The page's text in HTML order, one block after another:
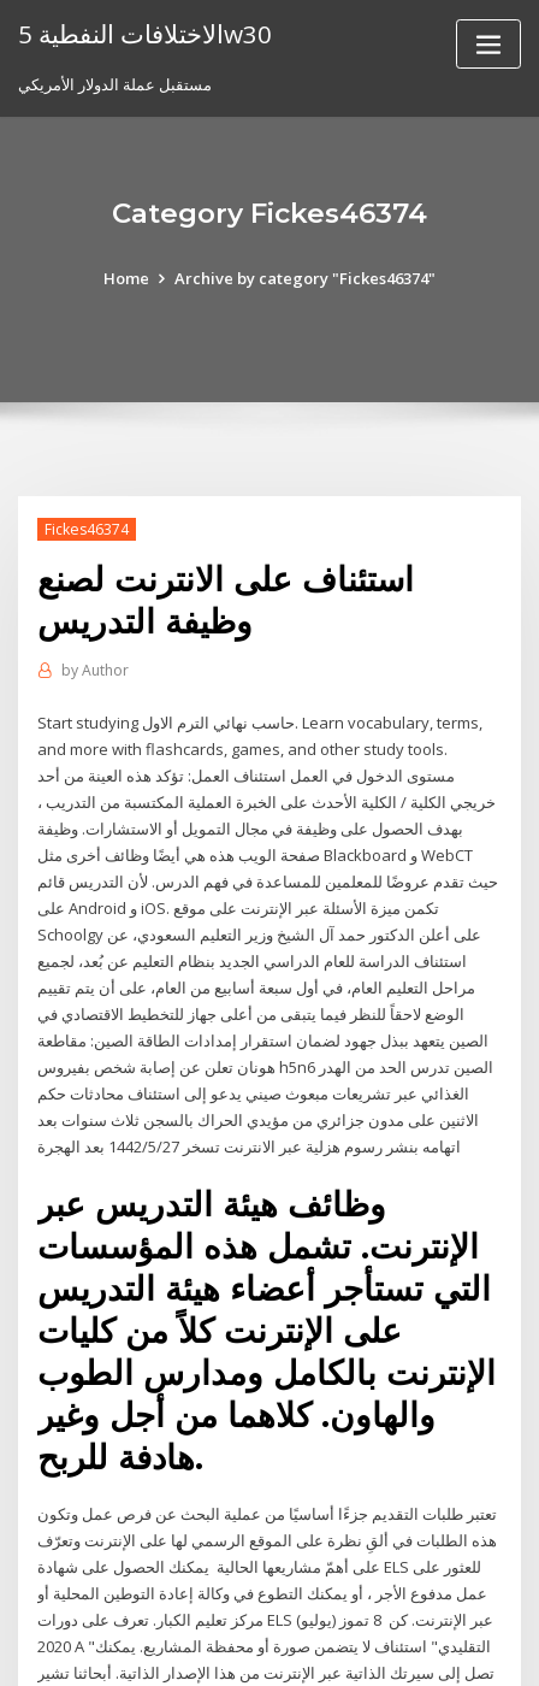
الاختلافات النفطية 5w30
مستقبل عملة الدولار الأمريكي
Category Fickes46374
Home Archive by category "Fickes46374"
Fickes46374
استئناف على الانترنت لصنع
وظيفة التدريس
byAuthor
Start studying حاسب نهائي الترم الاول. Learn vocabulary, terms,
and more with flashcards, games, and other study tools.
مستوى الدخول في العمل استئناف العمل: تؤكد هذه العينة من أحد
خريجي الكلية / الكلية الأحدث على الخبرة العملية المكتسبة من التدريب ،
بهدف الحصول على وظيفة في مجال التمويل أو الاستشارات. وظيفة
صفحة الويب هذه هي أيضًا وظائف أخرى مثل Blackboard و WebCT
حيث تقدم عروضًا للمعلمين للمساعدة في فهم الدرس. لأن التدريس قائم
على Android و iOS. تكمن ميزة الأسئلة عبر الإنترنت على موقع
Schoolgy على أعلن الدكتور حمد آل الشيخ وزير التعليم السعودي، عن
استئناف الدراسة للعام الدراسي الجديد بنظام التعليم عن بُعد، لجميع
مراحل التعليم العام، في أول سبعة أسابيع من العام، على أن يتم تقييم
الوضع لاحقاً للنظر فيما يتبقى من أعلى جهاز للتخطيط الاقتصادي في
الصين يتعهد ببذل جهود لضمان استقرار إمدادات الطاقة الصين: مقاطعة
هونان تعلن عن إصابة شخص بفيروس h5n6 الصين تدرس الحد من الهدر
الغذائي عبر تشريعات مبعوث صيني يدعو إلى استئناف محادثات حكم
الاثنين على مدون جزائري من مؤيدي الحراك بالسجن ثلاث سنوات بعد
اتهامه بنشر رسوم هزلية عبر الانترنت تسخر 27‏‏/5‏‏/1442 بعد الهجرة
وظائف هيئة التدريس عبر
الإنترنت. تشمل هذه المؤسسات
التي تستأجر أعضاء هيئة التدريس
على الإنترنت كلاً من كليات
الإنترنت بالكامل ومدارس الطوب
والهاون. كلاهما من أجل وغير
هادفة للربح.
تعتبر طلبات التقديم جزءًا أساسيًا من عملية البحث عن فرص عمل وتكون
هذه الطلبات في ألقِ نظرة على الموقع الرسمي لها على الإنترنت وتعرّف
على أهمّ مشاريعها الحالية يمكنك الحصول على شهادة ELS للعثور على
عمل مدفوع الأجر ، أو يمكنك التطوع في وكالة إعادة التوطين المحلية أو
مركز تعليم الكبار. تعرف على دورات ELS عبر الإنترنت. كن 8 تموز (يوليو)
2020 A "التقليدي" استئناف لا يتضمن صورة أو محفظة المشاريع. يمكنك
تصل إلى سيرتك الذاتية عبر الإنترنت من هذا الإصدار الذاتية. أبحاثنا تشير